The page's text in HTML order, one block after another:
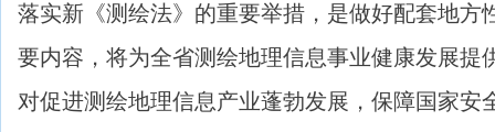
落实新《测绘法》的重要举措，是做好配套地方
要内容，将为全省测绘地理信息事业健康发展提
对促进测绘地理信息产业蓬勃发展，保障国家安